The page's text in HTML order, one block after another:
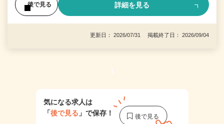
後で見る 詳細を見る
更新日： 2026/07/31 掲載終了日： 2026/09/04
1
気になる求人は
「後で見る 」で保存！